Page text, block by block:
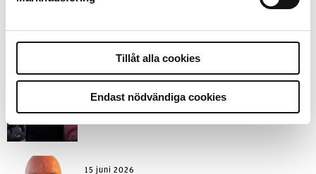
Tillåt alla cookies
Endast nödvändiga cookies
8 juli 2026
bakbinder polisen
Debatt:Med för höga krav på evidens
kan polisen inte göra något alls
15 juni 2026